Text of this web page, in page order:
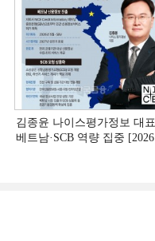
김종윤 나이스평가정보 대표,
베트남·SCB 역량 집중 [2026